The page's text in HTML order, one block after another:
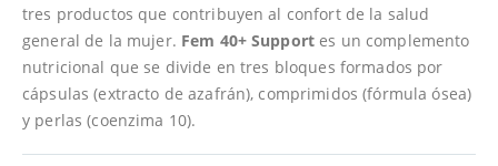
tres productos que contribuyen al confort de la salud
general de la mujer. Fem 40+ Support es un complemento
nutricional que se divide en tres bloques formados por
cápsulas (extracto de azafrán), comprimidos (fórmula ósea)
y perlas (coenzima 10).